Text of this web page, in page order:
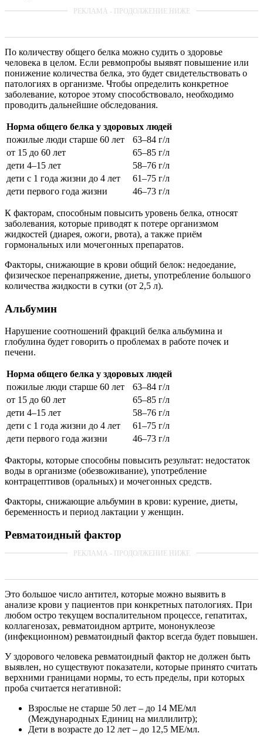
По количеству общего белка можно судить о здоровье
человека в целом. Если ревмопробы выявят повышение или
понижение количества белка, это будет свидетельствовать о
патологиях в организме. Чтобы определить конкретное
заболевание, которое этому способствовало, необходимо
проводить дальнейшие обследования.
Норма общего белка у здоровых людей
пожилые люди старше 60 лет
63–84 г/л
от 15 до 60 лет
65–85 г/л
дети 4–15 лет
58–76 г/л
дети с 1 года жизни до 4 лет
61–75 г/л
дети первого года жизни
46–73 г/л
К факторам, способным повысить уровень белка, относят
заболевания, которые приводят к потере организмом
жидкостей (диарея, ожоги, рвота), а также приём
гормональных или мочегонных препаратов.
Факторы, снижающие в крови общий белок: недоедание,
физическое перенапряжение, диеты, употребление большого
количества жидкости в сутки (от 2,5 л).
Альбумин
Нарушение соотношений фракций белка альбумина и
глобулина будет говорить о проблемах в работе почек и
печени.
Норма общего белка у здоровых людей
пожилые люди старше 60 лет
63–84 г/л
от 15 до 60 лет
65–85 г/л
дети 4–15 лет
58–76 г/л
дети с 1 года жизни до 4 лет
61–75 г/л
дети первого года жизни
46–73 г/л
Факторы, которые способны повысить результат: недостаток
воды в организме (обезвоживание), употребление
контрацептивов (оральных) и мочегонных средств.
Факторы, снижающие альбумин в крови: курение, диеты,
беременность и период лактации у женщин.
Ревматоидный фактор
Это большое число антител, которые можно выявить в
анализе крови у пациентов при конкретных патологиях. При
любом остро текущем воспалительном процессе, гепатитах,
коллагенозах, ревматоидном артрите, мононуклеозе
(инфекционном) ревматоидный фактор всегда будет повышен.
У здорового человека ревматоидный фактор не должен быть
выявлен, но существуют показатели, которые принято считать
верхними границами нормы, то есть пределы, при которых
проба считается негативной:
Взрослые не старше 50 лет – до 14 МЕ/мл
(Международных Единиц на миллилитр);
Дети в возрасте до 12 лет – до 12,5 МЕ/мл.